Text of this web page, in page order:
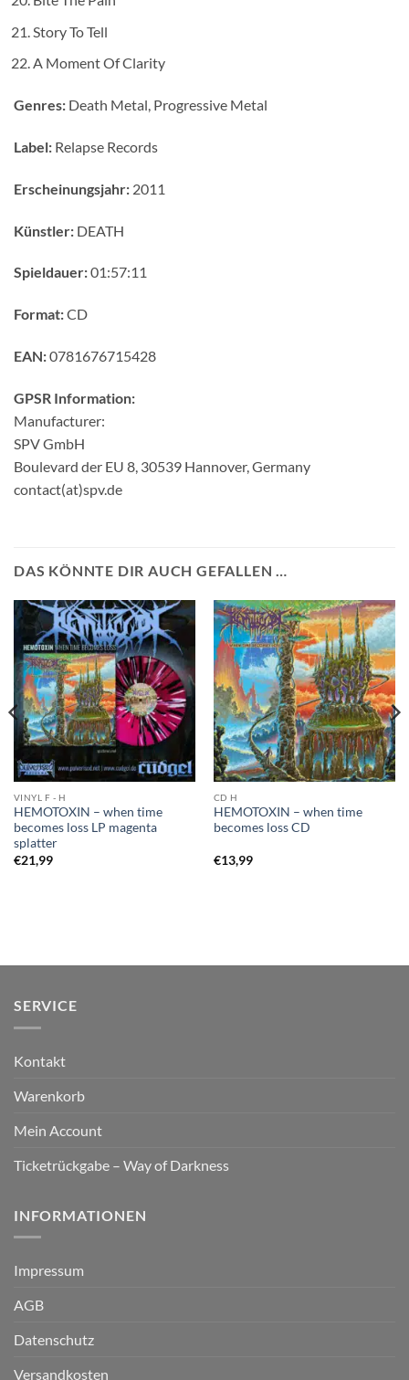
Story To Tell
A Moment Of Clarity
Genres: Death Metal, Progressive Metal
Label: Relapse Records
Erscheinungsjahr: 2011
Künstler: DEATH
Spieldauer:01:57:11
Format:CD
EAN:0781676715428
GPSR Information:
Manufacturer:
SPV GmbH
Boulevard der EU 8, 30539 Hannover, Germany
contact(at)spv.de
DAS KÖNNTE DIR AUCH GEFALLEN …
VINYL F - H
HEMOTOXIN – when time
becomes loss LP magenta
splatter
€21,99
CD H
HEMOTOXIN – when time
becomes loss CD
€13,99
SERVICE
Kontakt
Warenkorb
Mein Account
Ticketrückgabe – Way of Darkness
INFORMATIONEN
Impressum
AGB
Datenschutz
Versandkosten